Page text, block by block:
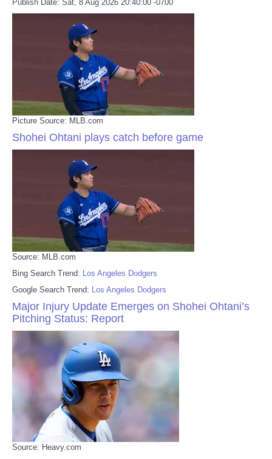
Publish Date: Sat, 8 Aug 2026 20:40:00 -0700
Picture Source: MLB.com
Shohei Ohtani plays catch before game
Source: MLB.com
Bing Search Trend: Los Angeles Dodgers
Google Search Trend: Los Angeles Dodgers
Major Injury Update Emerges on Shohei Ohtani’s
Pitching Status: Report
Source: Heavy.com